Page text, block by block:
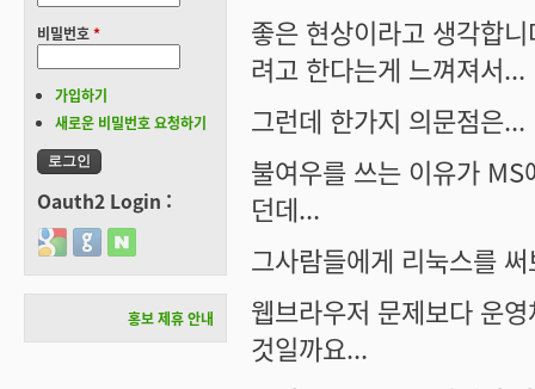
좋은 현상이라고 생각합
려고 한다는게 느껴져서...
그런데 한가지 의문점은...
불여우를 쓰는 이유가
던데...
그사람들에게 리눅스를
웹브라우저 문제보다 운
것일까요...
비밀번호*
가입하기
새로운 비밀번호 요청하기
Oauth2 Login :
Login with Google
Login with GitHub
Login with Naver
홍보 제휴 안내